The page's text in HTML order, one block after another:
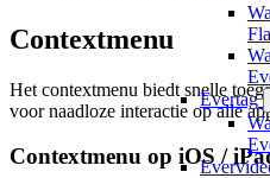
Evertag
Contextmenu
Het contextmenu biedt snelle
voor naadloze interactie op alle
Contextmenu op iOS /